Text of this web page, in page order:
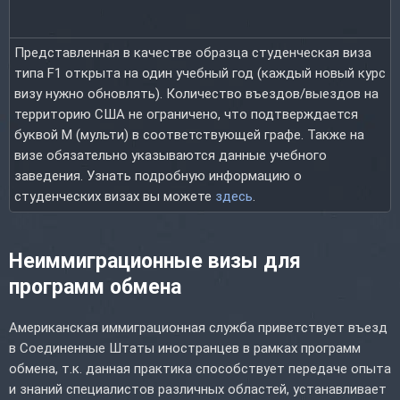
Представленная в качестве образца студенческая виза
типа F1 открыта на один учебный год (каждый новый курс
визу нужно обновлять). Количество въездов/выездов на
территорию США не ограничено, что подтверждается
буквой M (мульти) в соответствующей графе. Также на
визе обязательно указываются данные учебного
заведения. Узнать подробную информацию о
студенческих визах вы можете здесь
Неиммиграционные визы для
программ обмена
Американская иммиграционная служба приветствует въезд
в Соединенные Штаты иностранцев в рамках программ
обмена, т.к. данная практика способствует передаче опыта
и знаний специалистов различных областей, устанавливает